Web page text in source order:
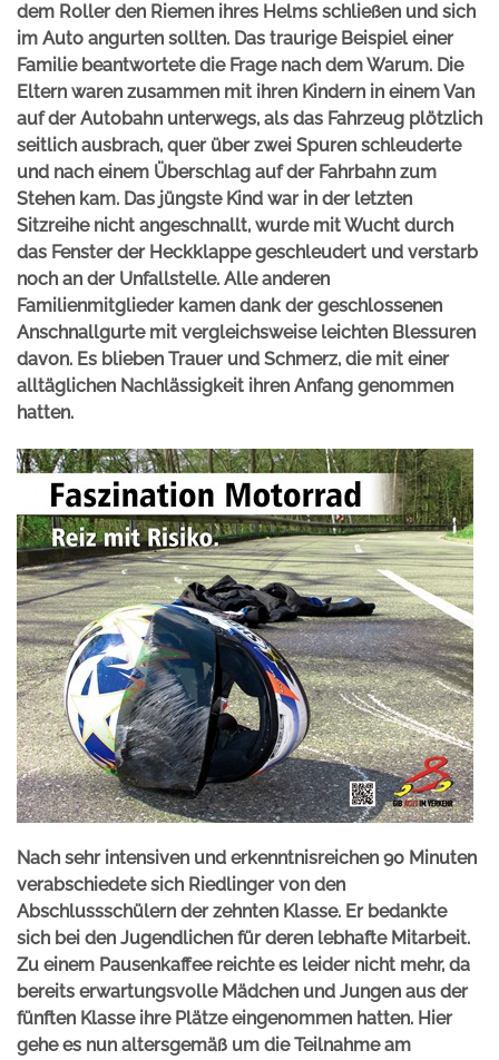
dem Roller den Riemen ihres Helms schließen und sich
im Auto angurten sollten. Das traurige Beispiel einer
Familie beantwortete die Frage nach dem Warum. Die
Eltern waren zusammen mit ihren Kindern in einem Van
auf der Autobahn unterwegs, als das Fahrzeug plötzlich
seitlich ausbrach, quer über zwei Spuren schleuderte
und nach einem Überschlag auf der Fahrbahn zum
Stehen kam. Das jüngste Kind war in der letzten
Sitzreihe nicht angeschnallt, wurde mit Wucht durch
das Fenster der Heckklappe geschleudert und verstarb
noch an der Unfallstelle. Alle anderen
Familienmitglieder kamen dank der geschlossenen
Anschnallgurte mit vergleichsweise leichten Blessuren
davon. Es blieben Trauer und Schmerz, die mit einer
alltäglichen Nachlässigkeit ihren Anfang genommen
hatten.
Nach sehr intensiven und erkenntnisreichen 90 Minuten
verabschiedete sich Riedlinger von den
Abschlussschülern der zehnten Klasse. Er bedankte
sich bei den Jugendlichen für deren lebhafte Mitarbeit.
Zu einem Pausenkaffee reichte es leider nicht mehr, da
bereits erwartungsvolle Mädchen und Jungen aus der
fünften Klasse ihre Plätze eingenommen hatten. Hier
gehe es nun altersgemäß um die Teilnahme am